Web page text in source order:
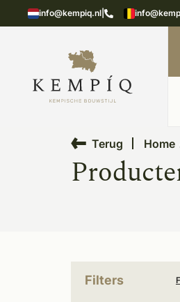
info@kempiq.nl
in kempische bouwstijl
Terug Home
Filters